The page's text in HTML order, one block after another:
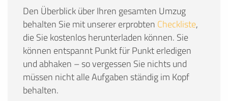
Den Überblick über Ihren gesamten Umzug
behalten Sie mit unserer erprobten Checkliste,
die Sie kostenlos herunterladen können. Sie
können entspannt Punkt für Punkt erledigen
und abhaken – so vergessen Sie nichts und
müssen nicht alle Aufgaben ständig im Kopf
behalten.